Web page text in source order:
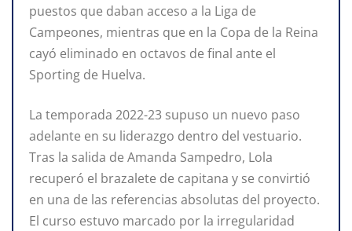
puestos que daban acceso a la Liga de
Campeones, mientras que en la Copa de la Reina
cayó eliminado en octavos de final ante el
Sporting de Huelva.
La temporada 2022-23 supuso un nuevo paso
adelante en su liderazgo dentro del vestuario.
Tras la salida de Amanda Sampedro, Lola
recuperó el brazalete de capitana y se convirtió
en una de las referencias absolutas del proyecto.
El curso estuvo marcado por la irregularidad